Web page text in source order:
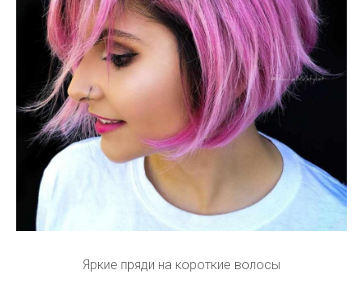
Яркие пряди на короткие волосы